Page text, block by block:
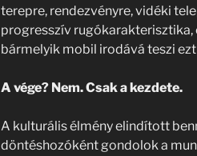
terepre, rendezvényre, vidéki
progresszív rugókarakterisztika,
bármelyik mobil irodává teszi
A vége? Nem. Csak a kezdete.
A kulturális élmény elindított
döntéshozóként gondolok a